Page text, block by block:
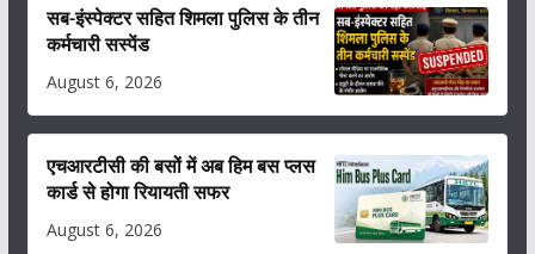
सब-इंस्पेक्टर सहित शिमला पुलिस के तीन
कर्मचारी सस्पेंड
August 6, 2026
एचआरटीसी की बसों में अब हिम बस प्लस
कार्ड से होगा रियायती सफर
August 6, 2026